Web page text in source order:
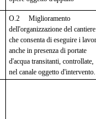
O.2 Miglioramento
dell'organizzazione del cantiere
che consenta di eseguire i
anche in presenza di portate
d'acqua transitanti, controllate,
nel canale oggetto d'intervento.